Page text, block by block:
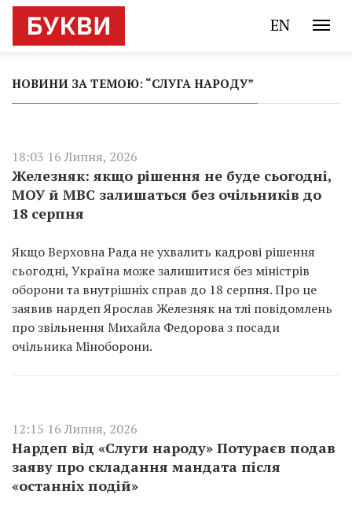
EN
НОВИНИ ЗА ТЕМОЮ: “СЛУГА НАРОДУ”
18:03 16 Липня, 2026
Железняк: якщо рішення не буде сьогодні,
МОУ й МВС залишаться без очільників до
18 серпня
Якщо Верховна Рада не ухвалить кадрові рішення
сьогодні, Україна може залишитися без міністрів
оборони та внутрішніх справ до 18 серпня. Про це
заявив нардеп Ярослав Железняк на тлі повідомлень
про звільнення Михайла Федорова з посади
очільника Міноборони.
12:15 16 Липня, 2026
Нардеп від «Слуги народу» Потураєв подав
заяву про складання мандата після
«останніх подій»